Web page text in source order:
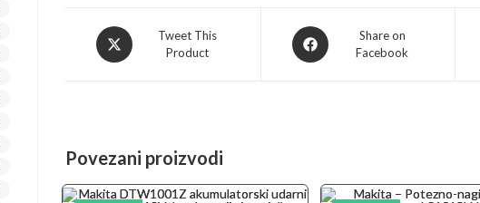
Opens
in
Tweet This
Product
Opens
in
Share on
Facebook
Povezani proizvodi